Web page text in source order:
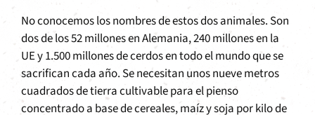
No conocemos los nombres de estos dos animales. Son
dos de los 52 millones en Alemania, 240 millones en la
UE y 1.500 millones de cerdos en todo el mundo que se
sacrifican cada año. Se necesitan unos nueve metros
cuadrados de tierra cultivable para el pienso
concentrado a base de cereales, maíz y soja por kilo de